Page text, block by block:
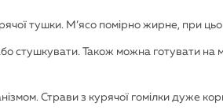
тушки. М’ясо помірно жирне, при
стушкувати. Також можна готувати на
Страви з курячої гомілки дуже